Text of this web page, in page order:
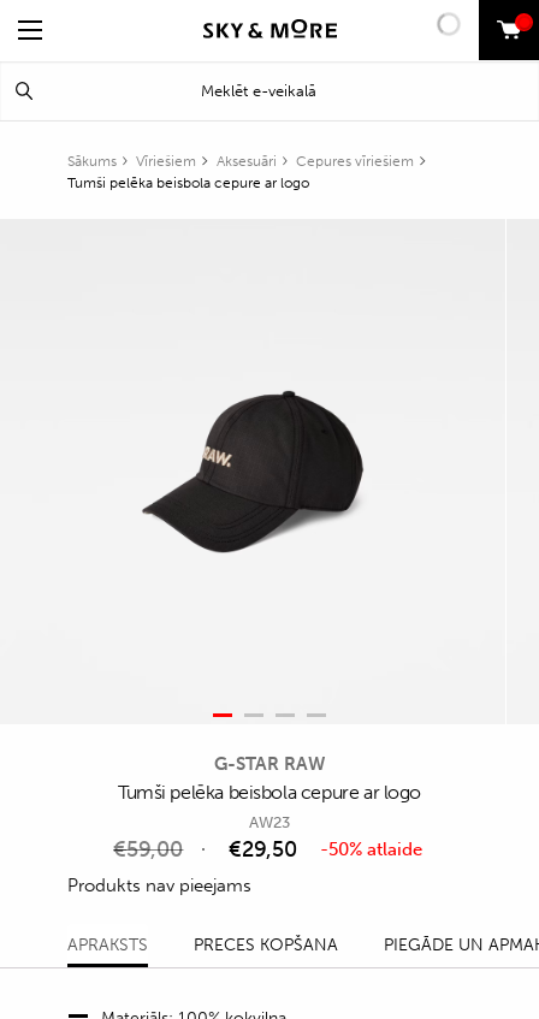
0
Sākums Vīriešiem Aksesuāri
Cepures vīriešiem
Tumši pelēka beisbola cepure ar logo
G-STAR RAW
Tumši pelēka beisbola cepure ar logo
AW23
€59,00 €29,50
-50% atlaide
Produkts nav pieejams
APRAKSTS PRECES KOPŠANA PIEGĀDE UN